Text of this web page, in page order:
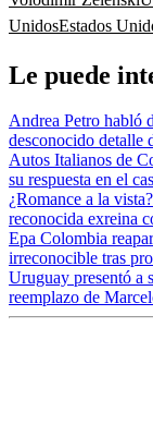
UnidosEstados
Le puede
Andrea Petro habló
desconocido detalle
Autos Italianos de
su respuesta en el
¿Romance a la
reconocida exreina
Epa Colombia
irreconocible tras
Uruguay presentó a
reemplazo de